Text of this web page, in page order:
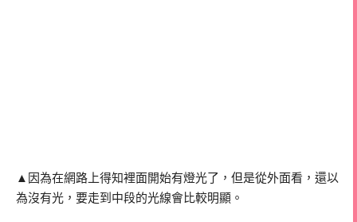
▲因為在網路上得知裡面開始有燈光了，但是從外面看，還以
為沒有光，要走到中段的光線會比較明顯。